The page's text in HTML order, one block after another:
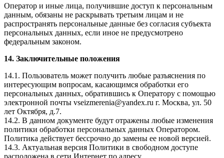
Оператор и иные лица, получившие доступ к персональным
данным, обязаны не раскрывать третьим лицам и не
распространять персональные данные без согласия субъекта
персональных данных, если иное не предусмотрено
федеральным законом.
14. Заключительные положения
14.1. Пользователь может получить любые разъяснения по
интересующим вопросам, касающимся обработки его
персональных данных, обратившись к Оператору с помощью
электронной почты vseizmerenia@yandex.ru г. Москва, ул. 50
лет Октября, д.7.
14.2. В данном документе будут отражены любые изменения
политики обработки персональных данных Оператором.
Политика действует бессрочно до замены ее новой версией.
14.3. Актуальная версия Политики в свободном доступе